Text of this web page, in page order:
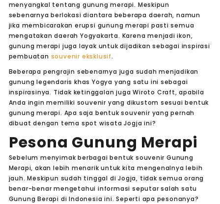
menyangkal tentang gunung merapi. Meskipun
sebenarnya berlokasi diantara beberapa daerah, namun
jika membicarakan erupsi gunung merapi pasti semua
mengatakan daerah Yogyakarta. Karena menjadi ikon,
gunung merapi juga layak untuk dijadikan sebagai inspirasi
pembuatan souvenir eksklusif.
Beberapa pengrajin sebenarnya juga sudah menjadikan
gunung legendaris khas Yogya yang satu ini sebagai
inspirasinya. Tidak ketinggalan juga Wiroto Craft, apabila
Anda ingin memiliki souvenir yang dikustom sesuai bentuk
gunung merapi. Apa saja bentuk souvenir yang pernah
dibuat dengan tema spot wisata Jogja ini?
Pesona Gunung Merapi
Sebelum menyimak berbagai bentuk souvenir Gunung
Merapi, akan lebih menarik untuk kita mengenalnya lebih
jauh. Meskipun sudah tinggal di Jogja, tidak semua orang
benar-benar mengetahui informasi seputar salah satu
Gunung Berapi di Indonesia ini. Seperti apa pesonanya?